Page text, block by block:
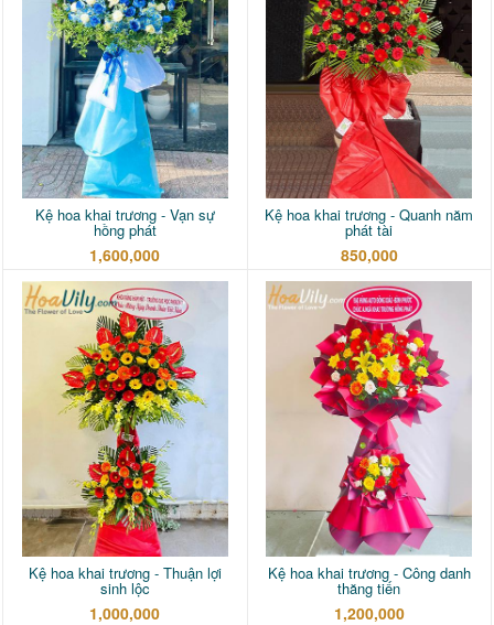
Kệ hoa khai trương - Vạn sự
hồng phát
1,600,000
Kệ hoa khai trương - Quanh năm
phát tài
850,000
Kệ hoa khai trương - Thuận lợi
sinh lộc
1,000,000
Kệ hoa khai trương - Công danh
thăng tiến
1,200,000